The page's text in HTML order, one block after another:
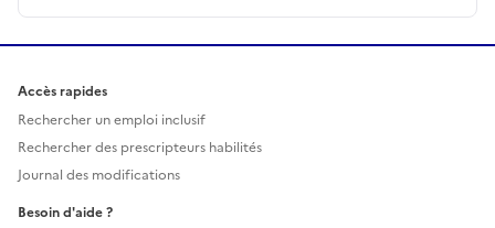
Accès rapides
Rechercher un emploi inclusif
Rechercher des prescripteurs habilités
Journal des modifications
Besoin d'aide ?